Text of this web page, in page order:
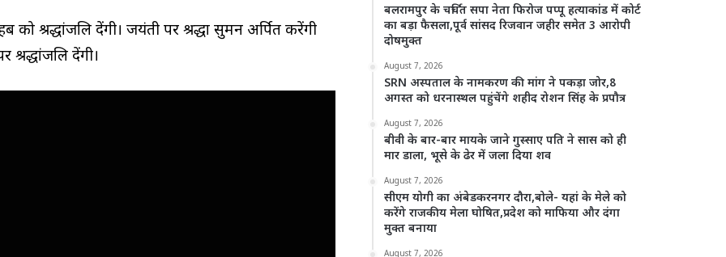
को श्रद्धांजलि देंगी। जयंती पर श्रद्धा सुमन अर्पित करेंगी
देंगी।
बलरामपुर के चर्चित सपा नेता फिरोज पप्पू हत्याकांड में कोर्ट
का बड़ा फैसला,पूर्व सांसद रिजवान जहीर समेत 3 आरोपी
दोषमुक्त
August 7, 2026
SRN अस्पताल के नामकरण की मांग ने पकड़ा जोर,8
अगस्त को धरनास्थल पहुंचेंगे शहीद रोशन सिंह के प्रपौत्र
August 7, 2026
बीवी के बार-बार मायके जाने गुस्साए पति ने सास को ही
मार डाला, भूसे के ढेर में जला दिया शव
August 7, 2026
सीएम योगी का अंबेडकरनगर दौरा,बोले- यहां के मेले को
करेंगे राजकीय मेला घोषित,प्रदेश को माफिया और दंगा
मुक्त बनाया
August 7, 2026